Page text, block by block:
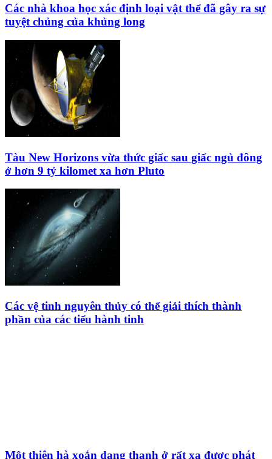
Các nhà khoa học xác định loại vật thể đã gây ra sự
tuyệt chủng của khủng long
Tàu New Horizons vừa thức giấc sau giấc ngủ đông
ở hơn 9 tỷ kilomet xa hơn Pluto
Các vệ tinh nguyên thủy có thể giải thích thành
phần của các tiểu hành tinh
Một thiên hà xoắn dạng thanh ở rất xa được phát